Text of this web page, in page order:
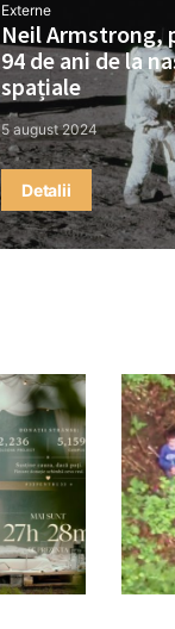
Externe
Neil Armstrong,
94 de ani de la
spațiale
5 august 2024
Detalii